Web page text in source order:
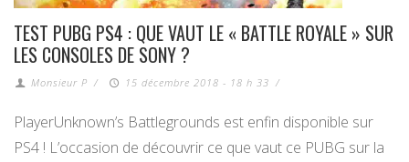
TEST PUBG PS4 : QUE VAUT LE « BATTLE ROYALE » SUR
LES CONSOLES DE SONY ?
Monsieur P / 15 décembre 2018 - 18 h 33 /
PlayerUnknown’s Battlegrounds est enfin disponible sur
PS4 ! L’occasion de découvrir ce que vaut ce PUBG sur la